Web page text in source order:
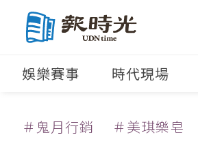
娛樂賽事 時代現場
＃鬼月行銷 ＃美琪樂皂